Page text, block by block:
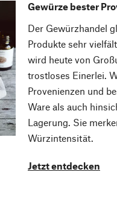
Gewürze bester
Der Gewürzhandel
Produkte sehr
wird heute von
trostloses Einerlei.
Provenienzen und
Ware als auch
Lagerung. Sie
Würzintensität.
Jetzt entdecken